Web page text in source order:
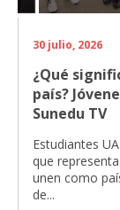
30 julio, 2026
¿Qué
país?
Sunedu TV
Estudiantes
que
unen como
de...